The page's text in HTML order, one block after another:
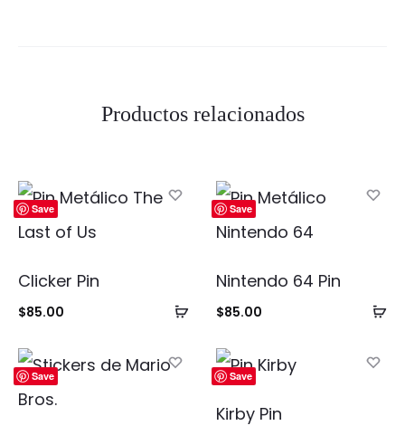
Productos relacionados
Save
Añadir
carrito
Clicker Pin
$85.00
Save
Nintendo 64 Pin
$85.00
Save Save
Kirby Pin